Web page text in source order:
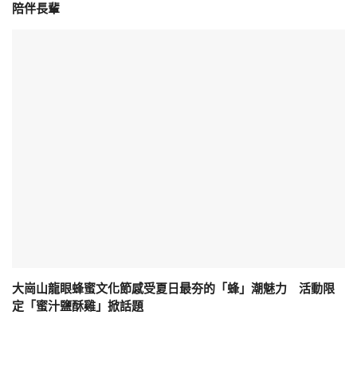
陪伴長輩
大崗山龍眼蜂蜜文化節感受夏日最夯的「蜂」潮魅力 活動限
定「蜜汁鹽酥雞」掀話題